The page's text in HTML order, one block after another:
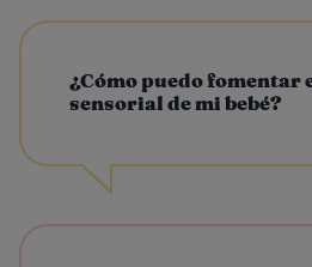
¿Cómo puedo fomentar
sensorial de mi bebé?